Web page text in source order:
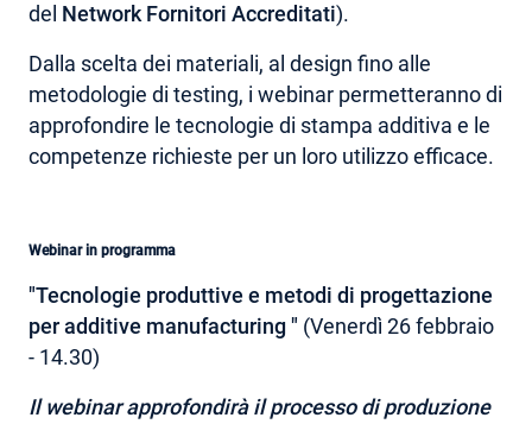
del Network Fornitori Accreditati).
Dalla scelta dei materiali, al design fino alle
metodologie di testing, i webinar permetteranno di
approfondire le tecnologie di stampa additiva e le
competenze richieste per un loro utilizzo efficace.
Webinar in programma
"Tecnologie produttive e metodi di progettazione
per additive manufacturing " (Venerdì 26 febbraio
- 14.30)
Il webinar approfondirà il processo di produzione